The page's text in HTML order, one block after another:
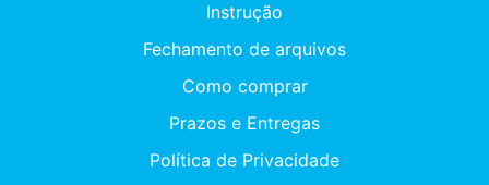
Instrução
Fechamento de arquivos
Como comprar
Prazos e Entregas
Política de Privacidade